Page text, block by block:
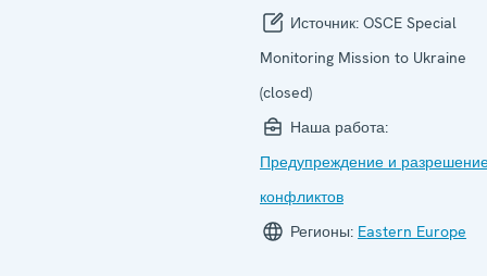
Источник: OSCE Special
Monitoring Mission to Ukraine
(closed)
Наша работа:
Предупреждение и
конфликтов
Регионы: Eastern Europe